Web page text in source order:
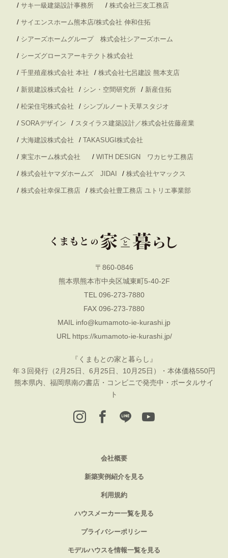
/ サキ一級建築設計事務所 / 株式会社三友工務店
/ サイエンスホーム熊本店/株式会社 伸和住拓
/ シアーズホームグループ 株式会社シアーズホーム
/ シーズグロースアーキテクト株式会社
/ 千里殖産株式会社 本社 / 株式会社七呂建設 熊本支店
/ 新規建設株式会社 / シン・空間研究所 / 新産住拓
/ 松栄住宅株式会社 / シンプルノート天草スタジオ
/ SORAデザイン / スタイラス建築設計／株式会社佐藤産業
/ 大海建設株式会社 / TAKASUGI株式会社
/ 東宝ホーム株式会社 / WITH DESIGN ワカヒサ工務店
/ 株式会社ヤマダホームズ JIDAI / 株式会社ヤマックス
/ 株式会社幸保工務店 / 株式会社豊工務店 ユトリエ事業部
〒860-0846
熊本県熊本市中央区城東町5-40-2F
TEL 096-273-7880
FAX 096-273-7880
MAIL info@kumamoto-ie-kurashi.jp
URL https://kumamoto-ie-kurashi.jp/
『くまもとの家と暮らし』
年３回発行（2月25日、6月25日、10月25日）・本体価格550円
熊本県内、福岡県南の書店・コンビニで発売中・ポータルサイ
ト
会社概要
新築実例紹介を見る
利用規約
ハウスメーカー一覧を見る
プライバシーポリシー
モデルハウスを情報一覧を見る